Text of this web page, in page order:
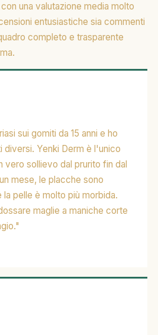
una valutazione media molto
entusiastiche sia commenti
completo e trasparente
sui gomiti da 15 anni e ho
Yenki Derm è l'unico
vero sollievo dal prurito fin dal
mese, le placche sono
pelle è molto più morbida.
maglie a maniche corte